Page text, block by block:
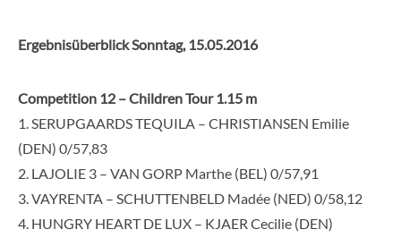
Ergebnisüberblick Sonntag, 15.05.2016
Competition 12 – Children Tour 1.15 m
1. SERUPGAARDS TEQUILA – CHRISTIANSEN Emilie
(DEN) 0/57,83
2. LAJOLIE 3 – VAN GORP Marthe (BEL) 0/57,91
3. VAYRENTA – SCHUTTENBELD Madée (NED) 0/58,12
4. HUNGRY HEART DE LUX – KJAER Cecilie (DEN)